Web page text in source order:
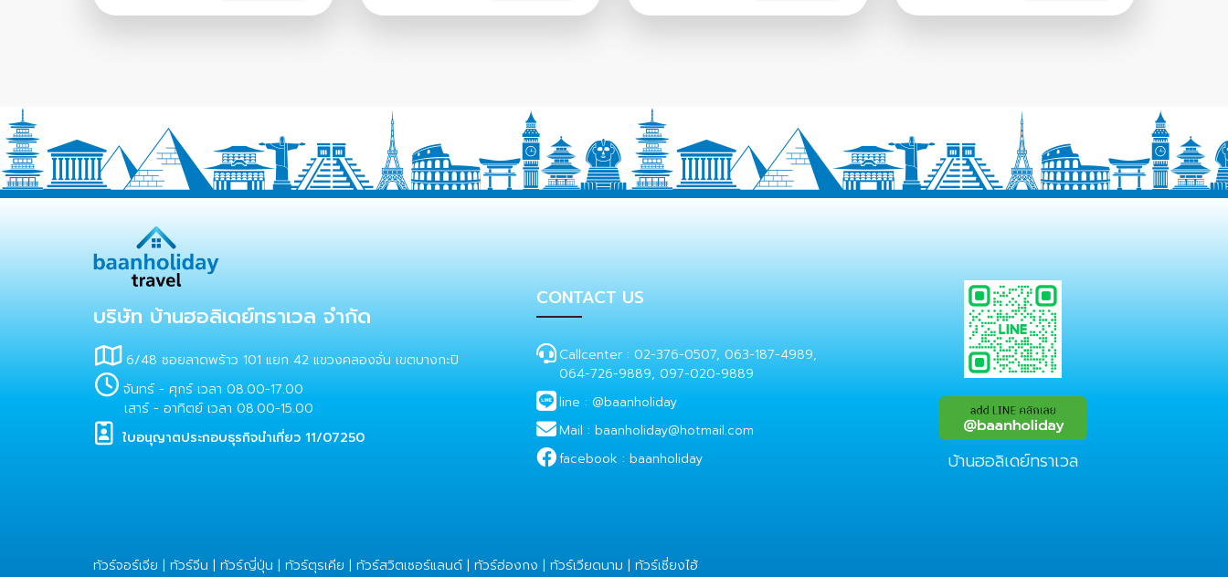
บริษัท บ้านฮอลิเดย์ทราเวล จำกัด
6/48 ซอยลาดพร้าว 101 แยก 42 แขวงคลองจั่น เขตบางกะปิ
จันทร์ - ศุกร์ เวลา 08.00-17.00
เสาร์ - อาทิตย์ เวลา 08.00-15.00
ใบอนุญาตประกอบธุรกิจนำเที่ยว 11/07250
CONTACT US
Callcenter : 02-376-0507, 063-187-4989,
064-726-9889, 097-020-9889
line : @baanholiday
Mail : baanholiday@hotmail.com
facebook : baanholiday บ้านฮอลิเดย์ทราเวล
ทัวร์จอร์เจีย | ทัวร์จีน | ทัวร์ญี่ปุ่น | ทัวร์ตุรเคีย | ทัวร์สวิตเซอร์แลนด์| ทัวร์ฮ่องกง | ทัวร์เวียดนาม | ทัวร์เซี่ยงไฮ้